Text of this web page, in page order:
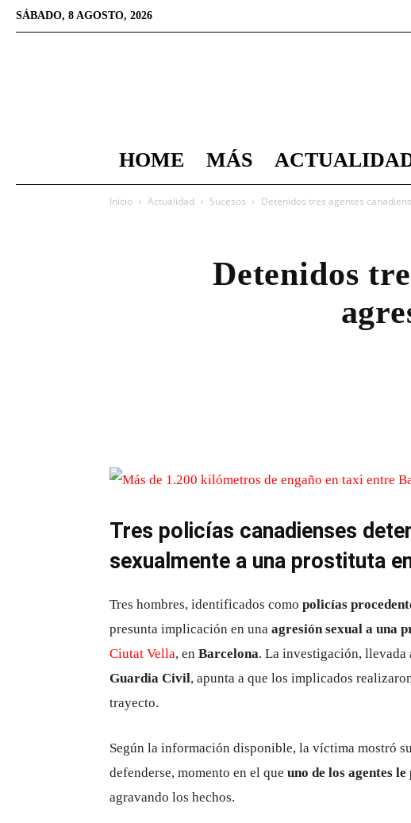
SÁBADO, 8 AGOSTO, 2026
HOME MÁS
Inicio Actualidad Sucesos Detenidos tres agentes
Detenidos
Tres policías canadienses
sexualmente a una prostituta
Tres hombres, identificados como policías
presunta implicación en una agresión sexual a una
Ciutat Vella, en Barcelona. La investigación, llevada
Guardia Civil, apunta a que los implicados
trayecto.
Según la información disponible, la víctima mostró
defenderse, momento en el que uno de los agentes
agravando los hechos.